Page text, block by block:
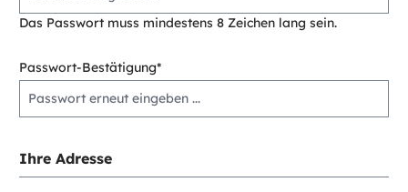
Das Passwort muss mindestens 8 Zeichen lang sein.
Passwort-Bestätigung*
Ihre Adresse